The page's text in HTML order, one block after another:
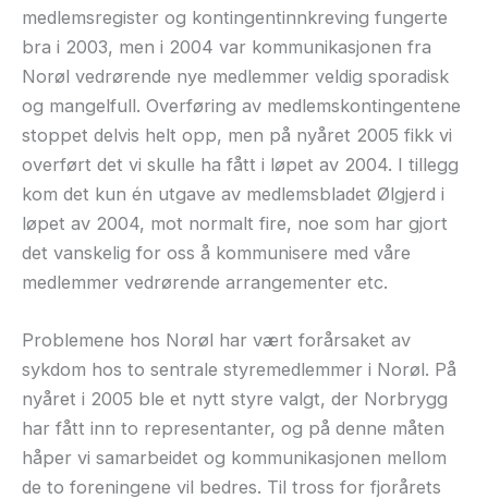
medlemsregister og kontingentinnkreving fungerte
bra i 2003, men i 2004 var kommunikasjonen fra
Norøl vedrørende nye medlemmer veldig sporadisk
og mangelfull. Overføring av medlemskontingentene
stoppet delvis helt opp, men på nyåret 2005 fikk vi
overført det vi skulle ha fått i løpet av 2004. I tillegg
kom det kun én utgave av medlemsbladet Ølgjerd i
løpet av 2004, mot normalt fire, noe som har gjort
det vanskelig for oss å kommunisere med våre
medlemmer vedrørende arrangementer etc.
Problemene hos Norøl har vært forårsaket av
sykdom hos to sentrale styremedlemmer i Norøl. På
nyåret i 2005 ble et nytt styre valgt, der Norbrygg
har fått inn to representanter, og på denne måten
håper vi samarbeidet og kommunikasjonen mellom
de to foreningene vil bedres. Til tross for fjorårets